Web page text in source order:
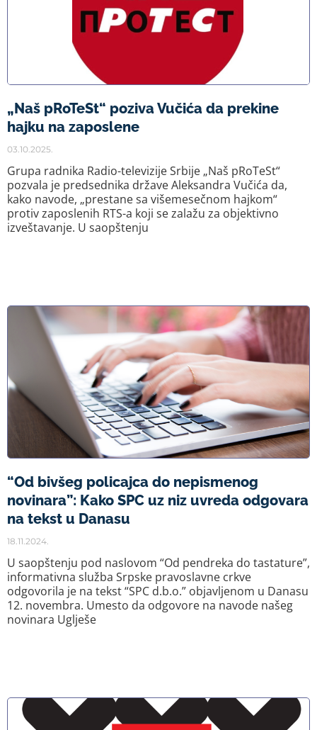
„Naš pRoTeSt“ poziva Vučića da prekine
hajku na zaposlene
03.10.2025.
Grupa radnika Radio-televizije Srbije „Naš pRoTeSt“
pozvala je predsednika države Aleksandra Vučića da,
kako navode, „prestane sa višemesečnom hajkom“
protiv zaposlenih RTS-a koji se zalažu za objektivno
izveštavanje. U saopštenju
“Od bivšeg policajca do nepismenog
novinara”: Kako SPC uz niz uvreda odgovara
na tekst u Danasu
18.11.2024.
U saopštenju pod naslovom “Od pendreka do tastature”,
informativna služba Srpske pravoslavne crkve
odgovorila je na tekst “SPC d.b.o.” objavljenom u Danasu
12. novembra. Umesto da odgovore na navode našeg
novinara Uglješe